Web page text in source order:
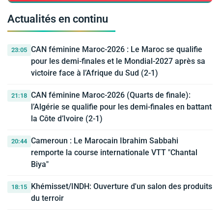
Actualités en continu
23:05 CAN féminine Maroc-2026 : Le Maroc se qualifie
pour les demi-finales et le Mondial-2027 après sa
victoire face à l’Afrique du Sud (2-1)
21:18 CAN féminine Maroc-2026 (Quarts de finale):
l’Algérie se qualifie pour les demi-finales en battant
la Côte d’Ivoire (2-1)
20:44 Cameroun : Le Marocain Ibrahim Sabbahi
remporte la course internationale VTT "Chantal
Biya"
18:15 Khémisset/INDH: Ouverture d'un salon des produits
du terroir